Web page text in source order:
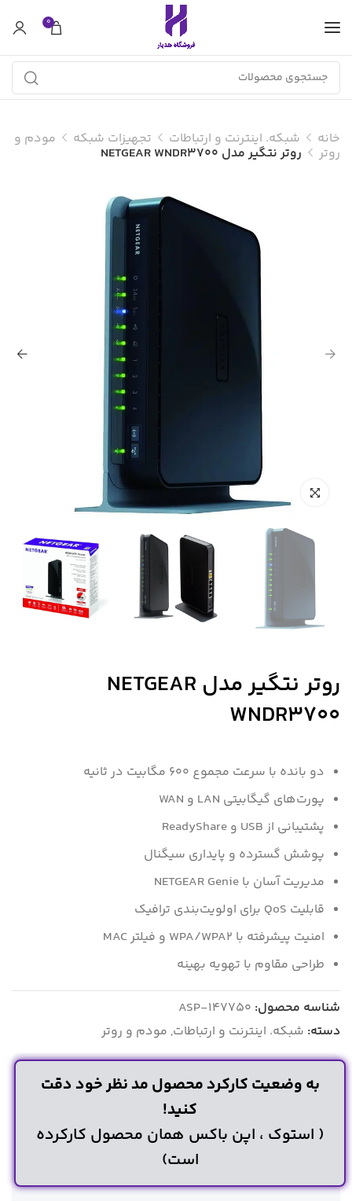
0
خانه شبکه. اینترنت و ارتباطات تجهیزات شبکه مودم و
روتر روتر نتگیر مدل NETGEAR WNDR3700
روتر نتگیر مدل NETGEAR
WNDR3700
دو بانده با سرعت مجموع 600 مگابیت در ثانیه
پورت‌های گیگابیتی LAN و WAN
پشتیبانی از USB و ReadyShare
پوشش گسترده و پایداری سیگنال
مدیریت آسان با NETGEAR Genie
قابلیت QoS برای اولویت‌بندی ترافیک
امنیت پیشرفته با WPA/WPA2 و فیلتر MAC
طراحی مقاوم با تهویه بهینه
شناسه محصول: ASP-147750
دسته: شبکه. اینترنت و ارتباطات, مودم و روتر
به وضعیت کارکرد محصول مد نظر خود دقت
کنید!
( استوک ، اپن باکس همان محصول کارکرده
است)